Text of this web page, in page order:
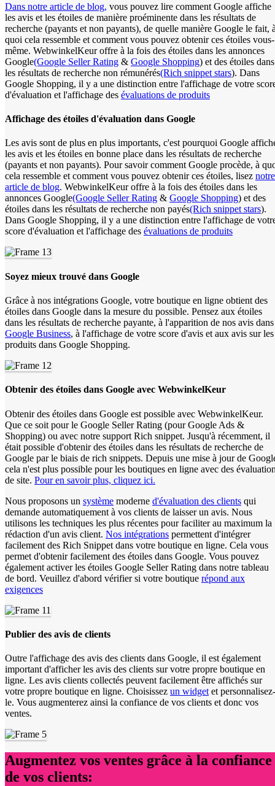
Dans notre article de blog, vous pouvez lire comment Google affiche
les avis et les étoiles de manière proéminente dans les résultats de
recherche (payants et non payants), de quelle manière Google le fait,
quoi cela ressemble et comment vous pouvez obtenir ces étoiles vous-
même. WebwinkelKeur offre à la fois des étoiles dans les annonces
Google(Google Seller Rating & Google Shopping) et des étoiles dans
les résultats de recherche non rémunérés(Rich snippet stars). Dans
Google Shopping, il y a une distinction entre l'affichage de votre
d'évaluation et l'affichage des évaluations de produits
Affichage des étoiles d'évaluation dans Google
Les avis sont de plus en plus importants, c'est pourquoi Google
les avis et les étoiles en bonne place dans les résultats de recherche
(payants et non payants). Pour savoir comment Google procède, à
cela ressemble et comment vous pouvez obtenir ces étoiles, lisez notre
article de blog. WebwinkelKeur offre à la fois des étoiles dans les
annonces Google(Google Seller Rating & Google Shopping) et des
étoiles dans les résultats de recherche non payés(Rich snippet stars).
Dans Google Shopping, il y a une distinction entre l'affichage de
score d'évaluation et l'affichage des évaluations de produits
Soyez mieux trouvé dans Google
Grâce à nos intégrations Google, votre boutique en ligne obtient des
étoiles dans Google dans la mesure du possible. Pensez aux étoiles
dans les résultats de recherche payante, à l'apparition de nos avis dans
Google Business, à l'affichage de votre score d'avis et aux avis sur les
produits dans Google Shopping.
Obtenir des étoiles dans Google avec WebwinkelKeur
Obtenir des étoiles dans Google est possible avec WebwinkelKeur.
Que ce soit pour le Google Seller Rating (pour Google Ads &
Shopping) ou avec notre support Rich snippet. Jusqu'à récemment, il
était possible d'obtenir des étoiles dans les résultats de recherche de
Google par le biais de rich snippets. Depuis une mise à jour de
cela n'est plus possible pour les boutiques en ligne avec des
de site. Pour en savoir plus, cliquez ici.
Nous proposons un système moderne d'évaluation des clients qui
demande automatiquement à vos clients de laisser un avis. Nous
utilisons les techniques les plus récentes pour faciliter au maximum la
rédaction d'un avis client. Nos intégrations permettent d'intégrer
facilement des Rich Snippet dans votre boutique en ligne. Cela vous
permet d'obtenir facilement des étoiles dans Google. Vous pouvez
également activer les étoiles Google Seller Rating dans notre tableau
de bord. Veuillez d'abord vérifier si votre boutique répond aux
exigences
Publier des avis de clients
Outre l'affichage des avis des clients dans Google, il est également
important d'afficher les avis des clients sur votre propre boutique en
ligne. Les avis clients collectés peuvent facilement être affichés sur
votre propre boutique en ligne. Choisissez un widget et personnalisez-
le. Vous augmenterez ainsi la confiance de vos clients et donc vos
ventes.
Augmentez vos ventes grâce à la confiance
de vos clients: